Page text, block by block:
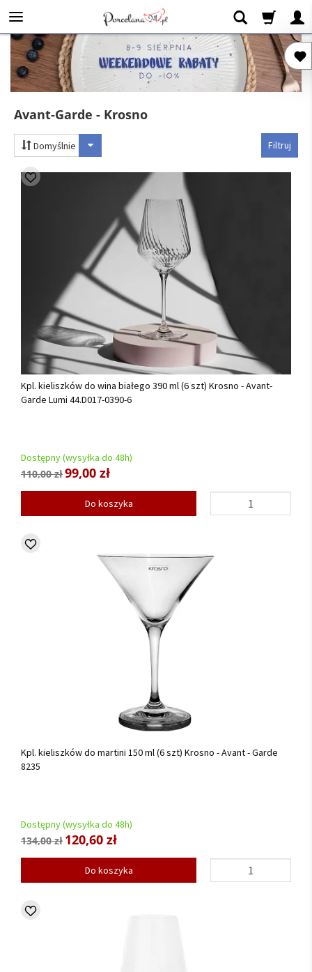
Avant-Garde - Krosno
Filtruj
Domyślnie
Kpl. kieliszków do wina białego 390 ml (6 szt) Krosno - Avant-
Garde Lumi 44.D017-0390-6
Dostępny (wysyłka do 48h)
110,00 zł99,00 zł
Do koszyka
Kpl. kieliszków do martini 150 ml (6 szt) Krosno - Avant - Garde
8235
Dostępny (wysyłka do 48h)
134,00 zł 120,60 zł
Do koszyka